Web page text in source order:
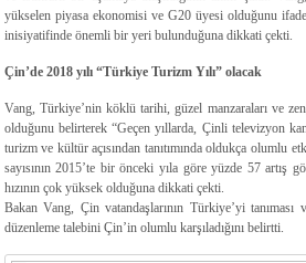
yükselen piyasa ekonomisi ve G20 üyesi olduğunu
inisiyatifinde önemli bir yeri bulunduğuna dikkati çekti.
Çin’de 2018 yılı “Türkiye Turizm Yılı” olacak
Vang, Türkiye’nin köklü tarihi, güzel manzaraları ve
olduğunu belirterek “Geçen yıllarda, Çinli televizyon
turizm ve kültür açısından tanıtımında oldukça olumlu
sayısının 2015’te bir önceki yıla göre yüzde 57 artış
hızının çok yüksek olduğuna dikkati çekti.
Bakan Vang, Çin vatandaşlarının Türkiye’yi
düzenleme talebini Çin’in olumlu karşıladığını belirtti.